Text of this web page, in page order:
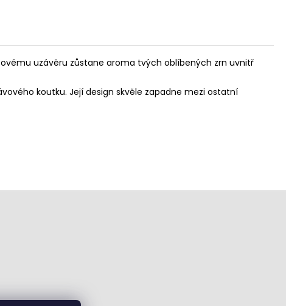
uzávěru zůstane aroma tvých oblíbených zrn uvnitř
koutku. Její design skvěle zapadne mezi ostatní